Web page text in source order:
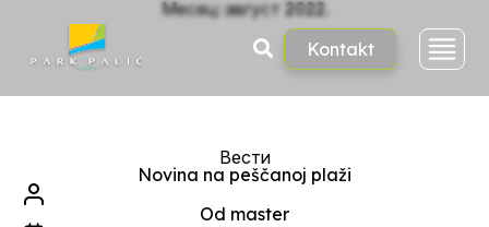
Kontakt
Месец: август 2022.
Kategorije
Вести
Novina na peščanoj plaži
članka
Od master